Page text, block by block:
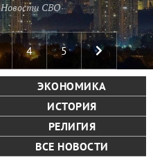
Новости СВО
4 5
ЭКОНОМИКА
ИСТОРИЯ
РЕЛИГИЯ
ВСЕ НОВОСТИ